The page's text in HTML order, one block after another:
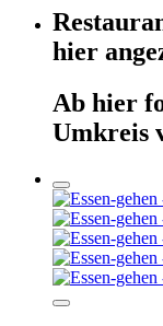
hier
Ab hier
Umkreis